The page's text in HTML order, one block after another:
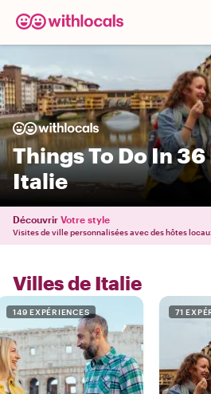
Things To Do In
Italie
Découvrir Votre style
Visites de ville personnalisées avec des hôtes
Villes de Italie
149 EXPÉRIENCES 71